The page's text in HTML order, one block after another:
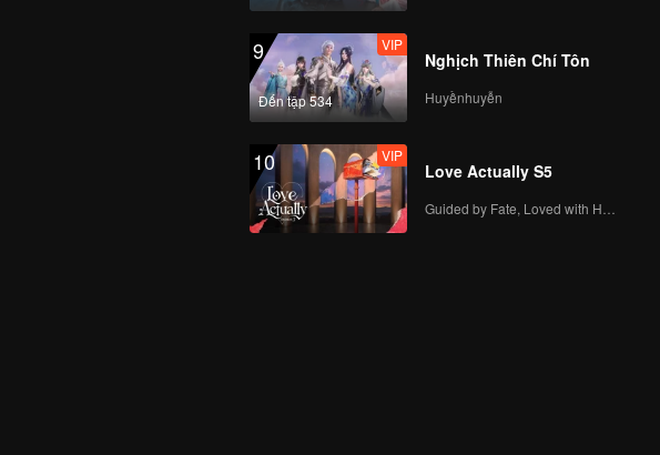
9
Đến tập 534
VIP
Nghịch Thiên Chí Tôn
Huyềnhuyễn
10 VIP
Love Actually S5